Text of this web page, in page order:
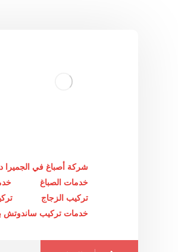
شركة أصباغ في الجميرا دبي :
خدمات الصباغ
تركيب الزجاج
خدمات تركيب ساندوتش